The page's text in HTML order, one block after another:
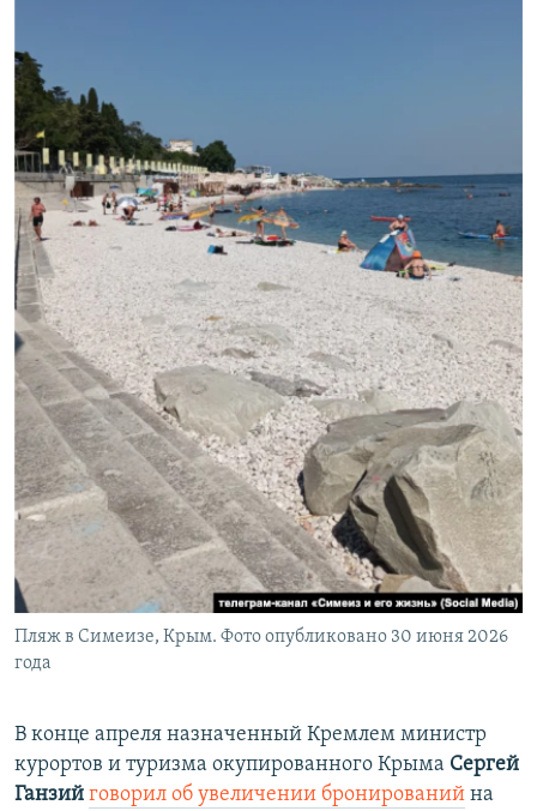
Пляж в Симеизе, Крым. Фото опубликовано 30 июня 2026
года
В конце апреля назначенный Кремлем министр
курортов и туризма окупированного Крыма Сергей
Ганзий говорил об увеличении бронирований на